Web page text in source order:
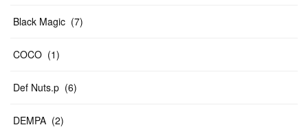
Black Magic (7)
COCO (1)
Def Nuts.p (6)
DEMPA (2)